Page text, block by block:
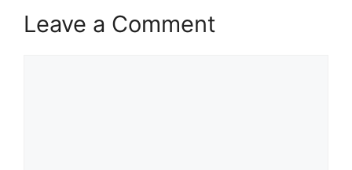
Leave a Comment